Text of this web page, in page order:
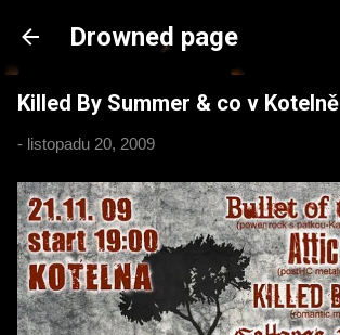
Přeskočit na hlavní obsah
Drowned page
Killed By Summer & co v Kotelně
- listopadu 20, 2009